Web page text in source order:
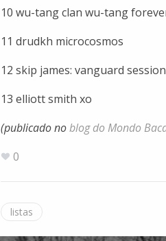
10 wu-tang clan wu-tang
11 drudkh microcosmos
12 skip james: vanguard
13 elliott smith xo
(publicado noblog do Mondo
0
listas